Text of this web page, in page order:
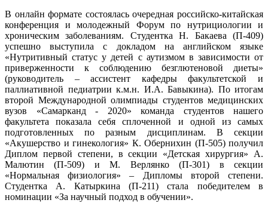
В онлайн формате состоялась очередная российско-китайская
конференция и молодежный Форум по нутрициологии и
хроническим заболеваниям. Студентка Н. Бакаева (П-409)
успешно выступила с докладом на английском языке
«Нутритивный статус у детей с аутизмом в зависимости от
приверженности к соблюдению безглютеновой диеты»
(руководитель – ассистент кафедры факультетской и
паллиативной педиатрии к.м.н. И.А. Бавыкина). По итогам
второй Международной олимпиады студентов медицинских
вузов «Самарканд - 2020» команда студентов нашего
факультета показала себя сплоченной и одной из самых
подготовленных по разным дисциплинам. В секции
«Акушерство и гинекология» К. Обернихин (П-505) получил
Диплом первой степени, в секции «Детская хирургия» А.
Малютин (П-509) и М. Верлянко (П-301) в секции
«Нормальная физиология» – Дипломы второй степени.
Студентка А. Катыркина (П-211) стала победителем в
номинации «За научный подход в обучении».